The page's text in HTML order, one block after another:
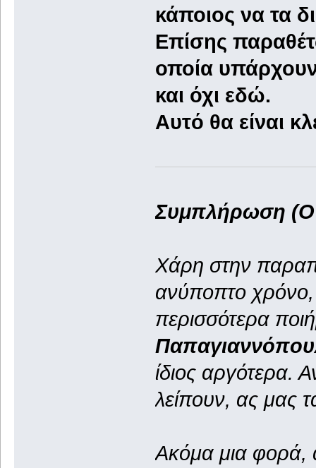
κάποιος να τα
Επίσης
οποία υπάρχουν
και όχι εδώ.
Αυτό θα είναι
Συμπλήρωση (Ο
Χάρη στην
ανύποπτο
περισσότερα
ίδιος αργότερα.
λείπουν, ας μας
Ακόμα μια φορά,